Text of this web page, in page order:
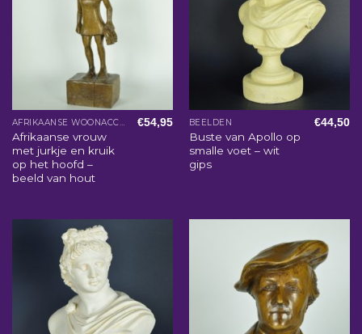
AFRIKAANSE WOONACCESSOIRES
Afrikaanse vrouw
met jurkje en kruik
op het hoofd –
beeld van hout
€54,95 BEELDEN
Buste van Apollo op
smalle voet – wit
gips
€44,50